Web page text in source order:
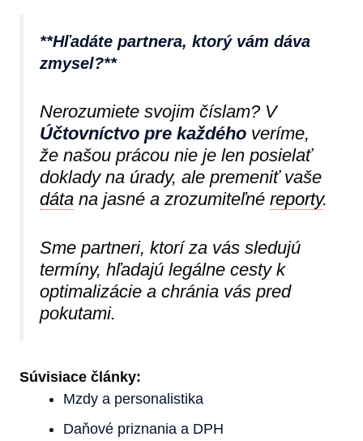
**Hľadáte partnera, ktorý vám dáva
zmysel?**
Nerozumiete svojim číslam? V
Účtovníctvo pre každého veríme,
že našou prácou nie je len posielať
doklady na úrady, ale premeniť vaše
dáta na jasné a zrozumiteľné reporty.
Sme partneri, ktorí za vás sledujú
termíny, hľadajú legálne cesty k
optimalizácie a chránia vás pred
pokutami.
Súvisiace články:
Mzdy a personalistika
Daňové priznania a DPH